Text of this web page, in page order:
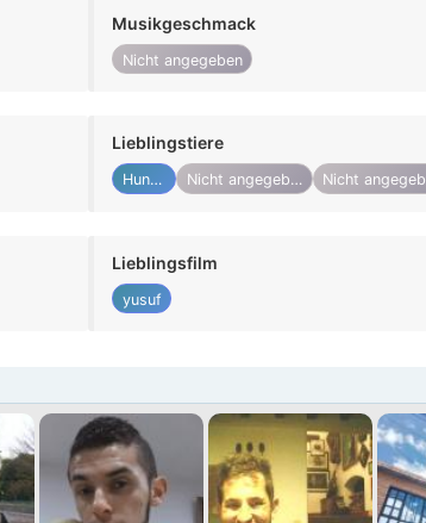
Musikgeschmack
Nicht angegeben
Lieblingstiere
Hunde Nicht angegeben
Lieblingsfilm
yusuf